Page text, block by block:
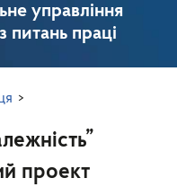
управління
праці
>
проект